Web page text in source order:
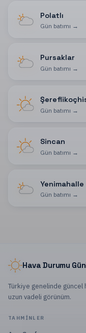
Polatlı
Gün batımı →
Pursaklar
Gün batımı →
Gün batımı →
Sincan
Gün batımı →
Yenimahalle
Gün batımı →
Hava Durumu
Türkiye genelinde güncel
uzun vadeli görünüm.
TAHMINLER